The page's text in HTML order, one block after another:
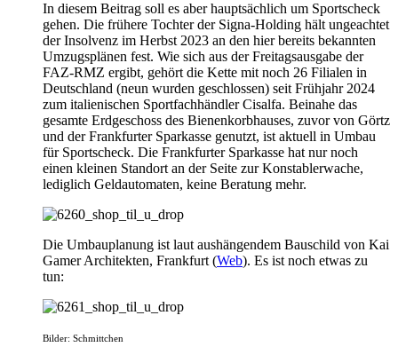
In diesem Beitrag soll es aber hauptsächlich um Sportscheck
gehen. Die frühere Tochter der Signa-Holding hält ungeachtet
der Insolvenz im Herbst 2023 an den hier bereits bekannten
Umzugsplänen fest. Wie sich aus der Freitagsausgabe der
FAZ-RMZ ergibt, gehört die Kette mit noch 26 Filialen in
Deutschland (neun wurden geschlossen) seit Frühjahr 2024
zum italienischen Sportfachhändler Cisalfa. Beinahe das
gesamte Erdgeschoss des Bienenkorbhauses, zuvor von Görtz
und der Frankfurter Sparkasse genutzt, ist aktuell in Umbau
für Sportscheck. Die Frankfurter Sparkasse hat nur noch
einen kleinen Standort an der Seite zur Konstablerwache,
lediglich Geldautomaten, keine Beratung mehr.
Die Umbauplanung ist laut aushängendem Bauschild von Kai
Gamer Architekten, Frankfurt (Web). Es ist noch etwas zu
tun:
Bilder: Schmittchen